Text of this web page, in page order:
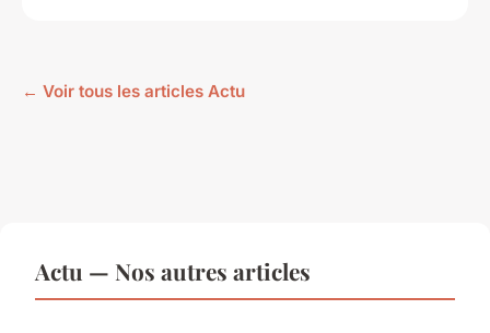
← Voir tous les articles Actu
Actu — Nos autres articles